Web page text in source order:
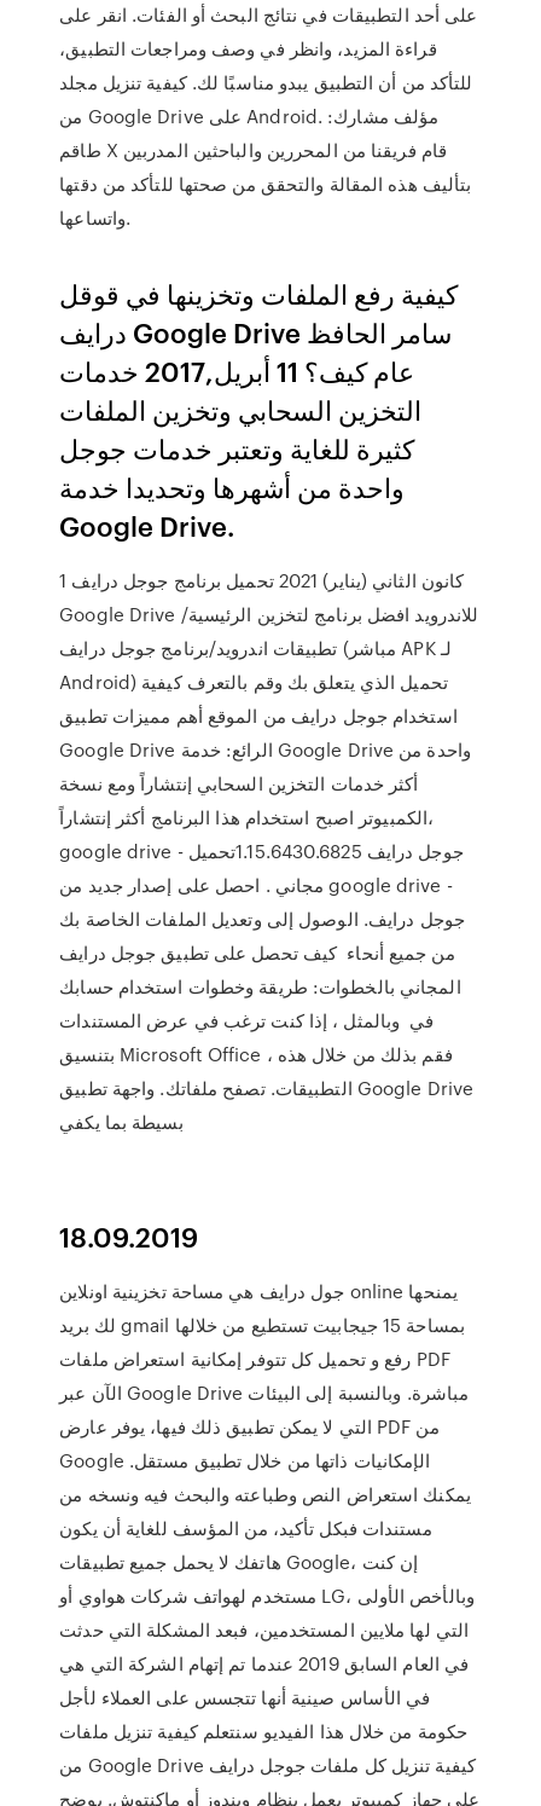
على أحد التطبيقات في نتائج البحث أو الفئات. انقر على
قراءة المزيد، وانظر في وصف ومراجعات التطبيق،
للتأكد من أن التطبيق يبدو مناسبًا لك. كيفية تنزيل مجلد
من Google Drive على Android. مؤلف مشارك:
طاقم X قام فريقنا من المحررين والباحثين المدربين
بتأليف هذه المقالة والتحقق من صحتها للتأكد من دقتها
واتساعها.
كيفية رفع الملفات وتخزينها في قوقل
درايف Google Drive سامر الحافظ
عام كيف؟ 11 أبريل,2017 خدمات
التخزين السحابي وتخزين الملفات
كثيرة للغاية وتعتبر خدمات جوجل
واحدة من أشهرها وتحديدا خدمة
Google Drive.
1 كانون الثاني (يناير) 2021 تحميل برنامج جوجل درايف
Google Drive للاندرويد افضل برنامج لتخزين الرئيسية/
تطبيقات اندرويد/برنامج جوجل درايف (مباشر APK لـ
Android) تحميل الذي يتعلق بك وقم بالتعرف كيفية
استخدام جوجل درايف من الموقع أهم مميزات تطبيق
Google Drive الرائع: خدمة Google Drive واحدة من
أكثر خدمات التخزين السحابي إنتشاراً ومع نسخة
الكمبيوتر اصبح استخدام هذا البرنامج أكثر إنتشاراً،
google drive - جوجل درايف 1.15.6430.6825تحميل
مجاني . احصل على إصدار جديد من google drive -
جوجل درايف. الوصول إلى وتعديل الملفات الخاصة بك
من جميع أنحاء كيف تحصل على تطبيق جوجل درايف
المجاني بالخطوات: طريقة وخطوات استخدام حسابك
في وبالمثل ، إذا كنت ترغب في عرض المستندات
بتنسيق Microsoft Office ، فقم بذلك من خلال هذه
التطبيقات. تصفح ملفاتك. واجهة تطبيق Google Drive
18.09.2019
جول درايف هي مساحة تخزينية اونلاين online يمنحها
لك بريد gmail بمساحة 15 جيجابيت تستطيع من خلالها
رفع و تحميل كل تتوفر إمكانية استعراض ملفات PDF
الآن عبر Google Drive مباشرة. وبالنسبة إلى البيئات
التي لا يمكن تطبيق ذلك فيها، يوفر عارض PDF من
Google الإمكانيات ذاتها من خلال تطبيق مستقل.
يمكنك استعراض النص وطباعته والبحث فيه ونسخه من
مستندات فبكل تأكيد، من المؤسف للغاية أن يكون
هاتفك لا يحمل جميع تطبيقات Google، إن كنت
مستخدم لهواتف شركات هواوي أو LG، وبالأخص الأولى
التي لها ملايين المستخدمين، فبعد المشكلة التي حدثت
في العام السابق 2019 عندما تم إتهام الشركة التي هي
في الأساس صينية أنها تتجسس على العملاء لأجل
حكومة من خلال هذا الفيديو سنتعلم كيفية تنزيل ملفات
من Google Drive كيفية تنزيل كل ملفات جوجل درايف
على جهاز كمبيوتر يعمل بنظام ويندوز أو ماكنتوش. يوضح